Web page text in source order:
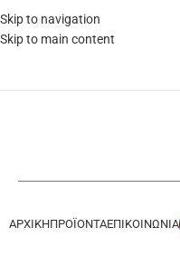
Skip to navigation
Skip to main content
ΑΡΧΙΚΉΠΡΟΪΌΝΤΑΕΠΙΚΟΙΝΩΝΊΑ